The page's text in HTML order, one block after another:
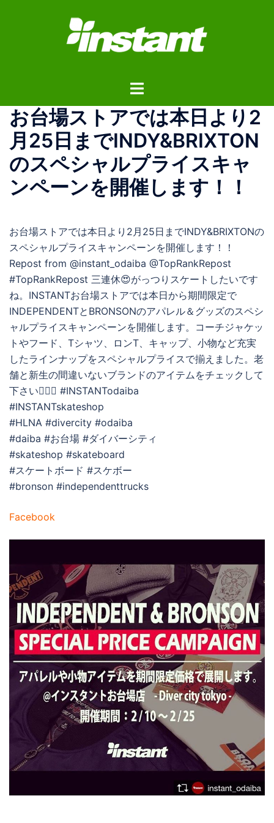
ス
ト
ル
メ
ニ
ュ
ー
お台場ストアでは本日より2
月25日までINDY&BRIXTON
のスペシャルプライスキャ
ンペーンを開催します！！
お台場ストアでは本日より2月25日までINDY&BRIXTONの
スペシャルプライスキャンペーンを開催します！！
Repost from @instant_odaiba @TopRankRepost
#TopRankRepost 三連休😍がっつりスケートしたいです
ね。INSTANTお台場ストアでは本日から期間限定で
INDEPENDENTとBRONSONのアパレル＆グッズのスペシ
ャルプライスキャンペーンを開催します。コーチジャケッ
トやフード、Tシャツ、ロンT、キャップ、小物など充実
したラインナップをスペシャルプライスで揃えました。老
舗と新生の間違いないブランドのアイテムをチェックして
下さい💁🏻‍♂️ #INSTANTodaiba
#INSTANTskateshop
#HLNA #divercity #odaiba
#daiba #お台場 #ダイバーシティ
#skateshop #skateboard
#スケートボード #スケボー
#bronson #independenttrucks
Facebook